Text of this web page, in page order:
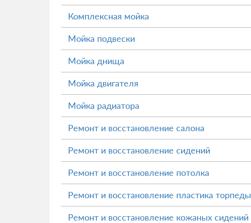
Комплексная мойка
Мойка подвески
Мойка днища
Мойка двигателя
Мойка радиатора
Ремонт и восстановление салона
Ремонт и восстановление сидений
Ремонт и восстановление потолка
Ремонт и восстановление пластика торпеды
Ремонт и восстановление кожаных сидений